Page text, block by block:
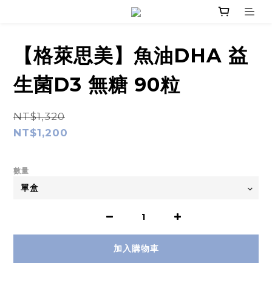
【格萊思美】魚油DHA 益
生菌D3 無糖 90粒
NT$1,320
NT$1,200
數量
加入購物車